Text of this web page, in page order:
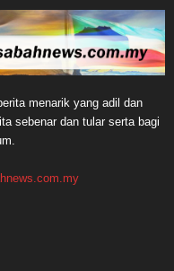
menarik yang adil dan
sebenar dan tular serta bagi